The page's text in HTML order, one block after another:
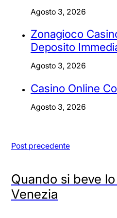
Agosto 3, 2026
Zonagioco
Deposito
Agosto 3, 2026
Casino Online
Agosto 3, 2026
Post precedente
Quando si beve
Venezia